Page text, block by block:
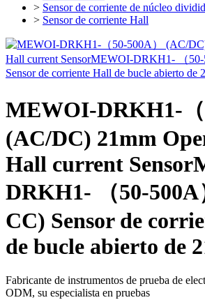
> Sensor de corriente de núcleo
> Sensor de corriente Hall
MEWOI-DRKH1-（
(AC/DC) 21mm
Hall current
DRKH1- （50-500A
CC) Sensor de
de bucle abierto de
Fabricante de instrumentos de prueba de
ODM, su especialista en pruebas